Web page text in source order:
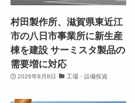
村田製作所、滋賀県東近江
市の八日市事業所に新生産
棟を建設 サーミスタ製品の
需要増に対応
2026年8月8日 工場・設備投資